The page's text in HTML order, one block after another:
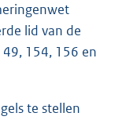
lid van de
154, 156 en
te stellen